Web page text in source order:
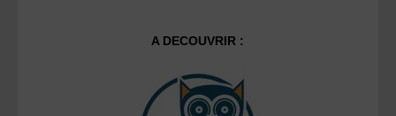
A DECOUVRIR :